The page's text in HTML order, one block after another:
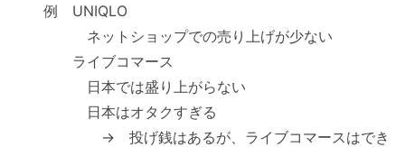
例 UNIQLO
ネットショップでの売り上げが少ない
ライブコマース
日本では盛り上がらない
日本はオタクすぎる
→ 投げ銭はあるが、ライブコマースはでき